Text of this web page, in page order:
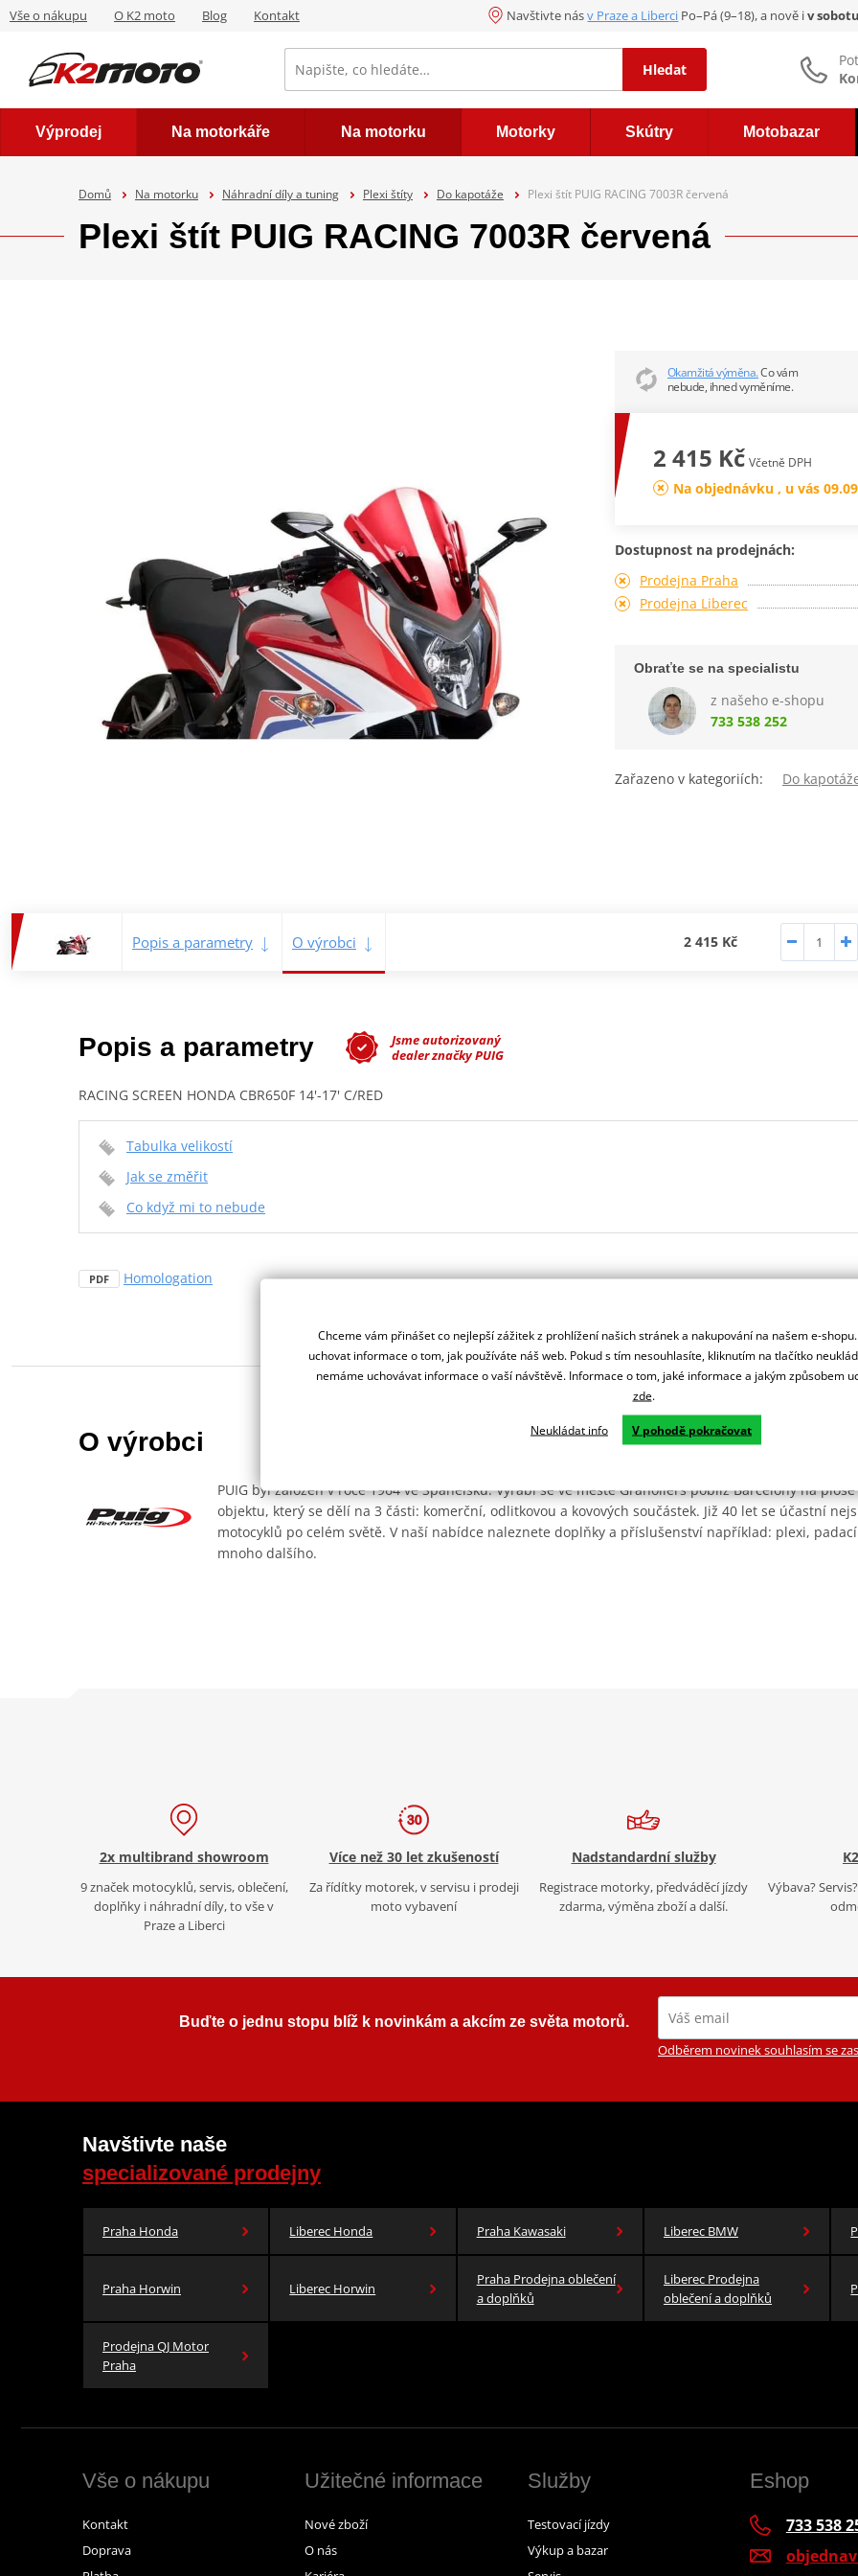
Vše o nákupu O K2 moto Blog Kontakt Navštivte násv Praze a Liberci Po–Pá (9–18), a nově iv sobotu
Hledat
Výprodej Na motorkáře Na motorku Motorky Skútry Motobazar
Domů Na motorku Náhradní díly a tuning Plexi štíty Do kapotáže Plexi štít PUIG RACING 7003R červená
Plexi štít PUIG RACING 7003R červená
Okamžitá výměna.Co vám
nebude, ihned vyměníme.
2 415 Kč Včetně DPH
Na objednávku , u vás
Dostupnost na prodejnách:
Prodejna Praha
Prodejna Liberec
Obraťte se na specialistu
z našeho e-shopu
733 538 252
Zařazeno v kategoriích: Do
Popis a parametry O výrobci 2 415 Kč
Popis a parametry
Jsme autorizovaný
dealer značky PUIG
RACING SCREEN HONDA CBR650F 14'-17' C/RED
Tabulka velikostí
Jak se změřit
Co když mi to nebude
PDF Homologation
O výrobci
PUIG byl založen v roce 1964 ve Španělsku. Vyrábí se ve městě Granollers poblíž Barcelony na ploše
objektu, který se dělí na 3 části: komerční, odlitkovou a kovových součástek. Již 40 let se účastní
motocyklů po celém světě. V naší nabídce naleznete doplňky a příslušenství například: plexi,
mnoho dalšího.
2x multibrand showroom
9 značek motocyklů, servis, oblečení,
doplňky i náhradní díly, to vše v
Praze a Liberci
Více než 30 let zkušeností
Za řídítky motorek, v servisu i prodeji
moto vybavení
Nadstandardní služby
Registrace motorky, předváděcí jízdy
zdarma, výměna zboží a další.
Výbava?
Buďte o jednu stopu blíž k novinkám a akcím ze světa motorů.
Odběrem novinek souhlasím se
Navštivte naše
specializované prodejny
Praha Honda Liberec Honda Praha Kawasaki Liberec BMW
Praha Horwin Liberec Horwin
Praha Prodejna oblečení
a doplňků
Liberec Prodejna
oblečení a doplňků
Prodejna QJ Motor
Praha
Vše o nákupu
Kontakt
Doprava
Užitečné informace
Nové zboží
O nás
Služby
Testovací jízdy
Výkup a bazar
Eshop
733 538
Chceme vám přinášet co nejlepší zážitek z prohlížení našich stránek a nakupování na našem e-
uchovat informace o tom, jak používáte náš web. Pokud s tím nesouhlasíte, kliknutím na tlačítko
nemáme uchovávat informace o vaší návštěvě. Informace o tom, jaké informace a jakým způsobem
zde.
Neukládat info V pohodě pokračovat